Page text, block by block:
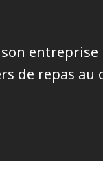
de repas au